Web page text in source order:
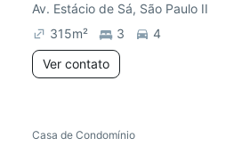
Av. Estácio de Sá, São Paulo II
315m² 3
4
Ver contato
Chegou este mês
Casa de Condomínio